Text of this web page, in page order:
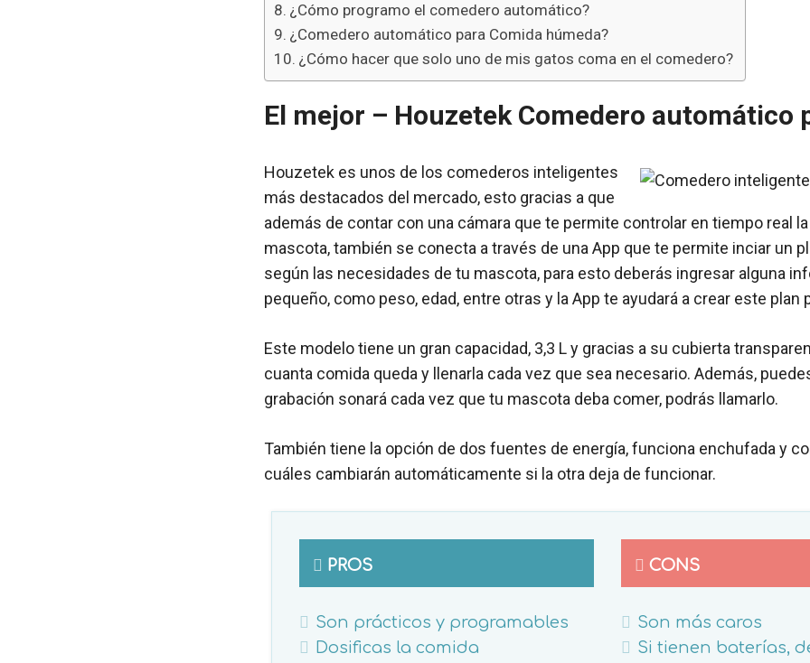
¿Cómo programo el comedero automático?
¿Comedero automático para Comida húmeda?
¿Cómo hacer que solo uno de mis gatos coma en el comedero?
El mejor – Houzetek Comedero automático
Houzetek es unos de los comederos inteligentes
más destacados del mercado, esto gracias a que
además de contar con una cámara que te permite controlar en tiempo real
mascota, también se conecta a través de una App que te permite inciar un
según las necesidades de tu mascota, para esto deberás ingresar alguna
pequeño, como peso, edad, entre otras y la App te ayudará a crear este plan
Este modelo tiene un gran capacidad, 3,3 L y gracias a su cubierta
cuanta comida queda y llenarla cada vez que sea necesario. Además,
grabación sonará cada vez que tu mascota deba comer, podrás llamarlo.
También tiene la opción de dos fuentes de energía, funciona enchufada y
cuáles cambiarán automáticamente si la otra deja de funcionar.
PROS
Son prácticos y programables
Dosificas la comida
CONS
Son más caros
Si tienen baterías,